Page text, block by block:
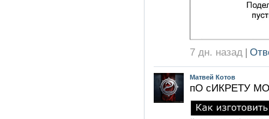
7 дн. назад |
Матвей Котов
пО сИКРЕТУ